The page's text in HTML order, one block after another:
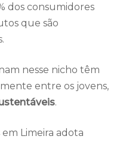
dos consumidores
que são
nesse nicho têm
entre os jovens,
.
Limeira adota